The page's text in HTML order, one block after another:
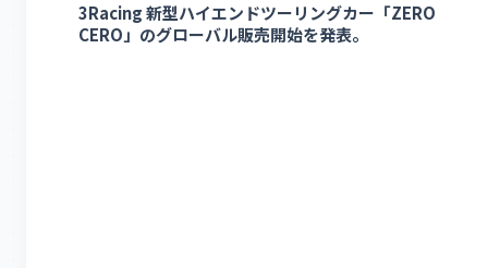
3Racing 新型ハイエンドツーリングカー「ZERO
CERO」のグローバル販売開始を発表。